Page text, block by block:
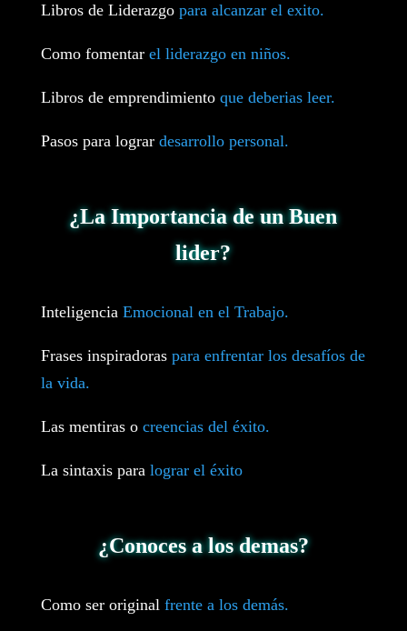
Libros de Liderazgopara alcanzar el exito.
Como fomentar el liderazgo en niños.
Libros de emprendimiento que deberias leer.
Pasos para lograr desarrollo personal.
¿La Importancia de un Buen
lider?
Inteligencia Emocional en el Trabajo.
Frases inspiradoras para enfrentar los desafíos de
la vida.
Las mentiras o creencias del éxito.
La sintaxis para lograr el éxito
¿Conoces a los demas?
Como ser original frente a los demás.